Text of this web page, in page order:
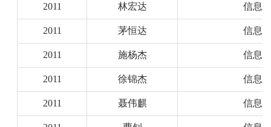
2011 林宏达 信息
2011 茅恒达 信息
2011 施杨杰 信息
2011 徐锦杰 信息
2011 聂伟麒 信息